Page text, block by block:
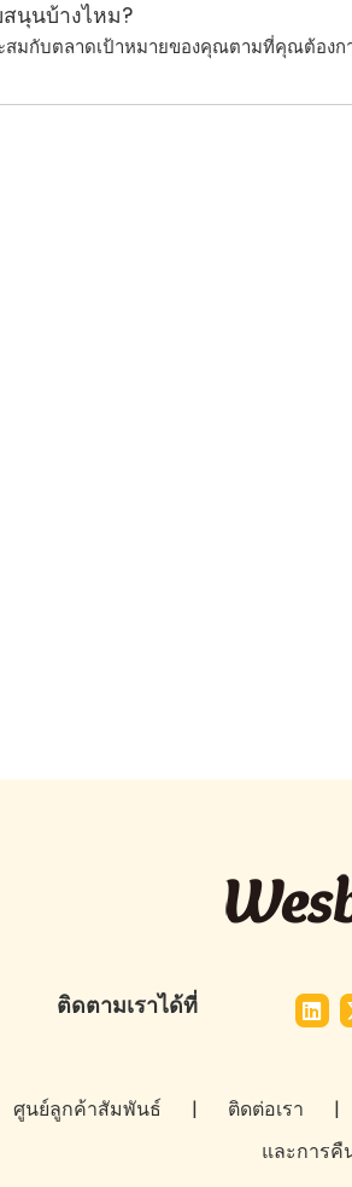
นุนบ้างไหม?
สมกับตลาดเป้าหมายของคุณตามที่คุณต้อง
ติดตามเราได้ที่
ศูนย์ลูกค้าสัมพันธ์ | ติดต่อเรา |
และการคื